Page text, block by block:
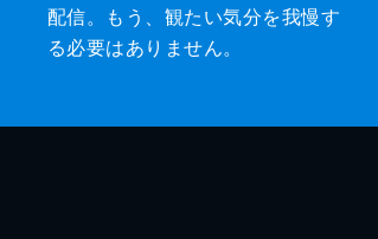
配信。もう、観たい気分を我慢す
る必要はありません。